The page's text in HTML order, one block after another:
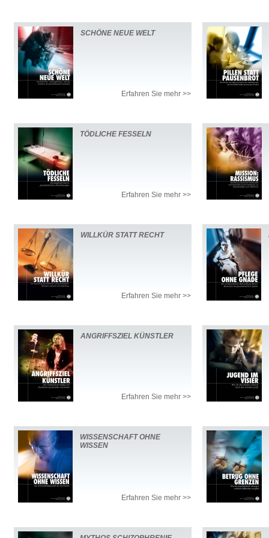
SCHÖNE NEUE WELT
Erfahren Sie mehr >>
TÖDLICHE FESSELN
Erfahren Sie mehr >>
WILLKÜR STATT RECHT
Erfahren Sie mehr >>
ANGRIFFSZIEL KÜNSTLER
Erfahren Sie mehr >>
WISSENSCHAFT OHNE
WISSEN
Erfahren Sie mehr >>